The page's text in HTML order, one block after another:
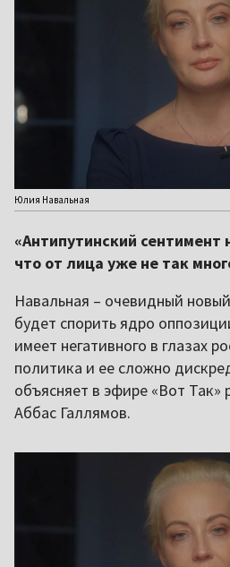
Юлия Навальная
«Антипутинский сентимент
что от лица уже не так
Навальная – очевидный
будет спорить ядро
имеет негативного в глазах
политика и ее сложно
объясняет в эфире «Вот Так»
Аббас Галлямов.